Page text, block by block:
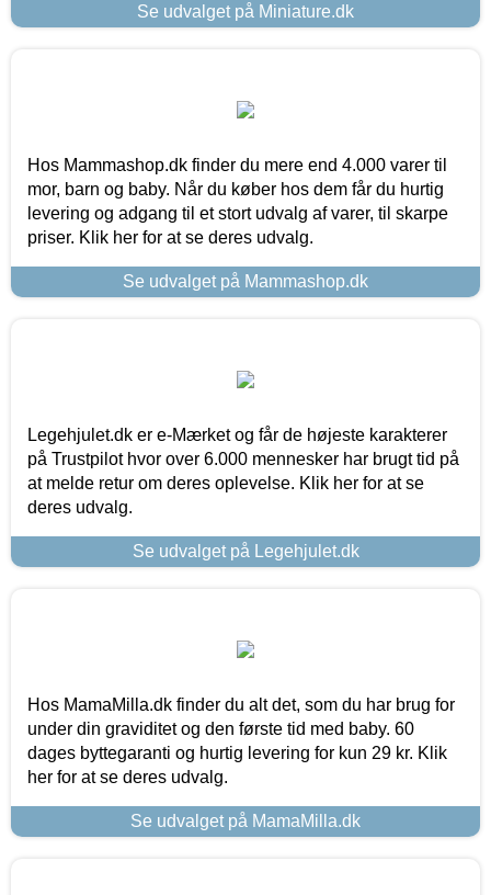
Se udvalget på Miniature.dk
Hos Mammashop.dk finder du mere end 4.000 varer til
mor, barn og baby. Når du køber hos dem får du hurtig
levering og adgang til et stort udvalg af varer, til skarpe
priser. Klik her for at se deres udvalg.
Se udvalget på Mammashop.dk
Legehjulet.dk er e-Mærket og får de højeste karakterer
på Trustpilot hvor over 6.000 mennesker har brugt tid på
at melde retur om deres oplevelse. Klik her for at se
deres udvalg.
Se udvalget på Legehjulet.dk
Hos MamaMilla.dk finder du alt det, som du har brug for
under din graviditet og den første tid med baby. 60
dages byttegaranti og hurtig levering for kun 29 kr. Klik
her for at se deres udvalg.
Se udvalget på MamaMilla.dk